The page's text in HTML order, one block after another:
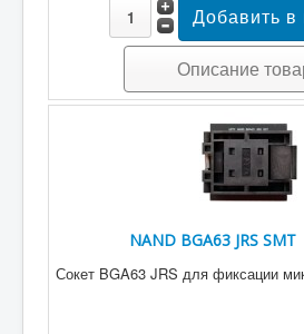
Описание
NAND BGA63 JRS SMT
Сокет BGA63 JRS для фиксации